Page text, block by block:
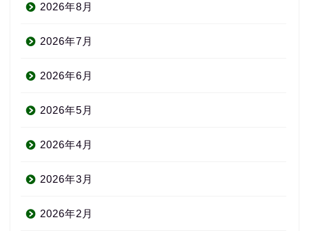
2026年8月
2026年7月
2026年6月
2026年5月
2026年4月
2026年3月
2026年2月